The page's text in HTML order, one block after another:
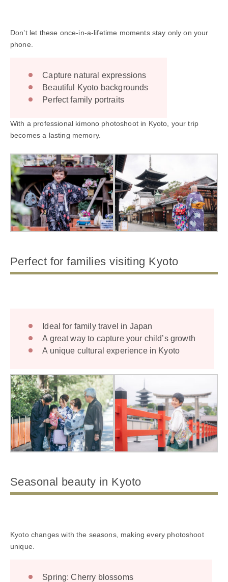
Don’t let these once-in-a-lifetime moments stay only on your
phone.
Capture natural expressions
Beautiful Kyoto backgrounds
Perfect family portraits
With a professional kimono photoshoot in Kyoto, your trip
becomes a lasting memory.
Perfect for families visiting Kyoto
Ideal for family travel in Japan
A great way to capture your child’s growth
A unique cultural experience in Kyoto
Seasonal beauty in Kyoto
Kyoto changes with the seasons, making every photoshoot
unique.
Spring: Cherry blossoms